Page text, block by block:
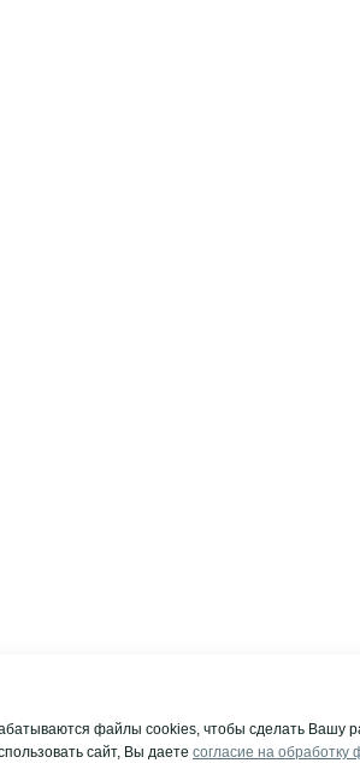
файлы cookies, чтобы сделать Вашу
сайт, Вы даете согласие на обработку